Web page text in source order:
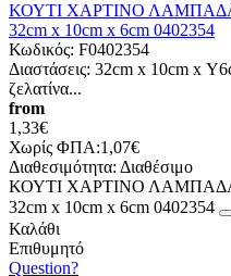
ΚΟΥΤΙ ΧΑΡΤΙΝΟ
32cm x 10cm x 6cm 0402354
Κωδικός: F0402354
Διαστάσεις: 32cm x 10cm x
ζελατίνα...
from
1,33€
Χωρίς ΦΠΑ:1,07€
Διαθεσιμότητα: Διαθέσιμο
ΚΟΥΤΙ ΧΑΡΤΙΝΟ
32cm x 10cm x 6cm 0402354
Καλάθι
Επιθυμητό
Question?